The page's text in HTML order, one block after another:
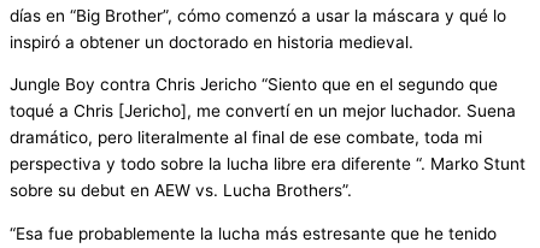
días en “Big Brother”, cómo comenzó a usar la máscara y qué lo
inspiró a obtener un doctorado en historia medieval.
Jungle Boy contra Chris Jericho “Siento que en el segundo que
toqué a Chris [Jericho], me convertí en un mejor luchador. Suena
dramático, pero literalmente al final de ese combate, toda mi
perspectiva y todo sobre la lucha libre era diferente “. Marko Stunt
sobre su debut en AEW vs. Lucha Brothers”.
“Esa fue probablemente la lucha más estresante que he tenido